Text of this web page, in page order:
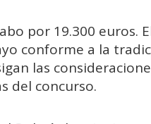
por 19.300 euros.
conforme a la
las
del concurso.